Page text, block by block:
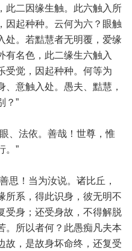
此二因缘生触。此六触入所
因起种种。云何为六？眼触
处。若黠慧者无明覆，爱缘
有名色，此二缘生六触入
受觉，因起种种。何等为
意触入处。愚夫、黠慧，
？”
、法依。善哉！世尊，惟
。”
思！当为汝说。诸比丘，
所系，得此识身，彼无明不
受身；还受身故，不得解脱
。所以者何？此愚痴凡夫本
故，是故身坏命终，还复受